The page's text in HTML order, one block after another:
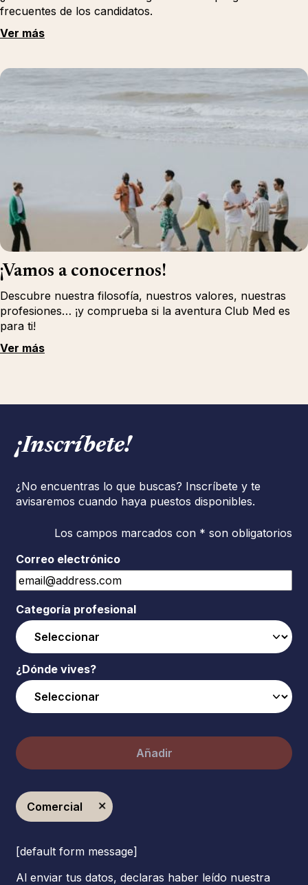
frecuentes de los candidatos.
Ver más
¡Vamos a conocernos!
Descubre nuestra filosofía, nuestros valores, nuestras
profesiones… ¡y comprueba si la aventura Club Med es
para ti!
Ver más
¡Inscríbete!
¿No encuentras lo que buscas? Inscríbete y te
avisaremos cuando haya puestos disponibles.
Los campos marcados con * son obligatorios
Correo electrónico
Categoría profesional
¿Dónde vives?
Añadir
Comercial
[default form message]
Al enviar tus datos, declaras haber leído nuestra